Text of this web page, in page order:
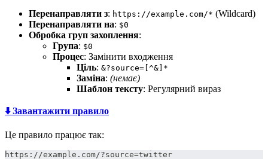
Перенаправляти з: https://example.com/* (Wildcard)
Перенаправляти на: $0
Обробка груп захоплення:
Група: $0
Процес: Замінити входження
Ціль: &?source=[^&]*
Заміна: (немає)
Шаблон тексту: Регулярний вираз
⬇️ Завантажити правило
Це правило працює так:
https://example.com/?source=twitter